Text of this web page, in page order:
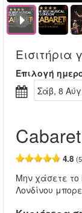
Εισιτήρια
Επιλογή
Σάβ, 8
Cabaret
4.8
Μην χάσετε το
Λονδίνου